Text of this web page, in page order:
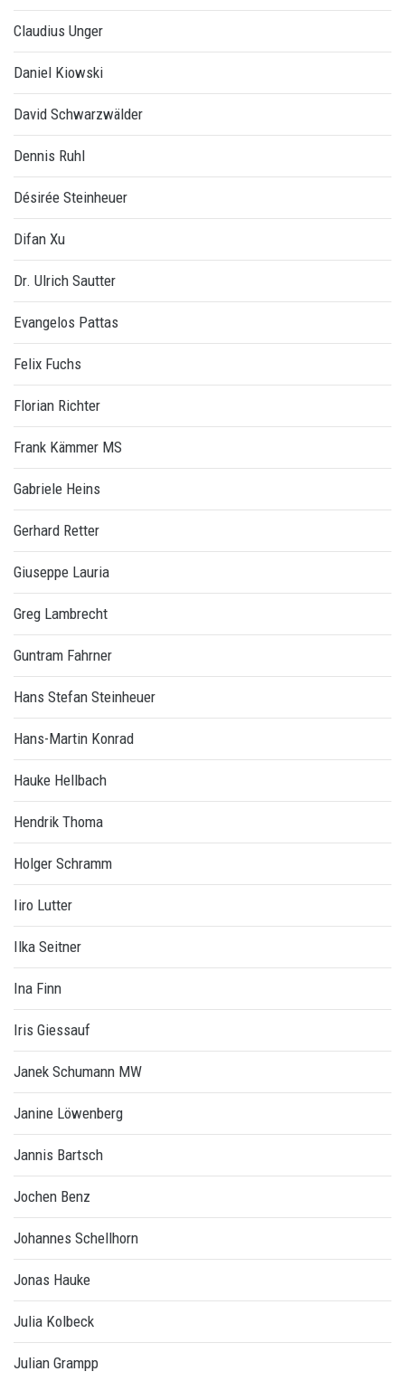
Claudius Unger
Daniel Kiowski
David Schwarzwälder
Dennis Ruhl
Désirée Steinheuer
Difan Xu
Dr. Ulrich Sautter
Evangelos Pattas
Felix Fuchs
Florian Richter
Frank Kämmer MS
Gabriele Heins
Gerhard Retter
Giuseppe Lauria
Greg Lambrecht
Guntram Fahrner
Hans Stefan Steinheuer
Hans-Martin Konrad
Hauke Hellbach
Hendrik Thoma
Holger Schramm
Iiro Lutter
Ilka Seitner
Ina Finn
Iris Giessauf
Janek Schumann MW
Janine Löwenberg
Jannis Bartsch
Jochen Benz
Johannes Schellhorn
Jonas Hauke
Julia Kolbeck
Julian Grampp